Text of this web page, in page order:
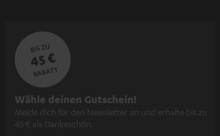
BIS ZU
45 €
RABATT
N
e
w
Wähle deinen Gutschein!
Melde dich für den Newsletter an und erhalte bis zu
45 € als Dankeschön.